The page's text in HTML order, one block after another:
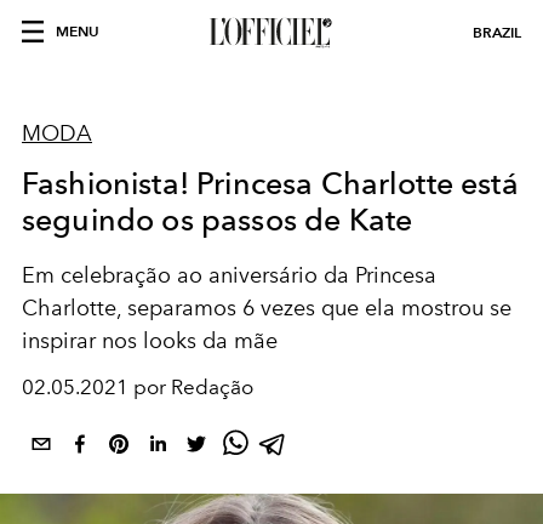
MENU BRAZIL
MODA
Fashionista! Princesa Charlotte está
seguindo os passos de Kate
Em celebração ao aniversário da Princesa
Charlotte, separamos 6 vezes que ela mostrou se
inspirar nos looks da mãe
02.05.2021 por Redação